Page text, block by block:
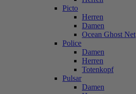
Picto
Herren
Damen
Ocean Ghost Net
Police
Damen
Herren
Totenkopf
Pulsar
Damen